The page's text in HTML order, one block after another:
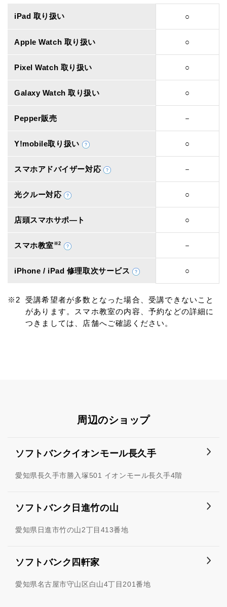
iPad 取り扱い ○
Apple Watch 取り扱い ○
Pixel Watch 取り扱い ○
Galaxy Watch 取り扱い ○
Pepper販売 －
Y!mobile取り扱い ○
スマホアドバイザー対応 －
光クルー対応 ○
店頭スマホサポ―ト ○
スマホ教室 ※2 －
iPhone / iPad 修理取次サービス ○
受講希望者が多数となった場合、受講できないこと
があります。スマホ教室の内容、予約などの詳細に
つきましては、店舗へご確認ください。
周辺のショップ
ソフトバンクイオンモール長久手
愛知県長久手市勝入塚501 イオンモール長久手4階
ソフトバンク日進竹の山
愛知県日進市竹の山2丁目413番地
ソフトバンク四軒家
愛知県名古屋市守山区白山4丁目201番地